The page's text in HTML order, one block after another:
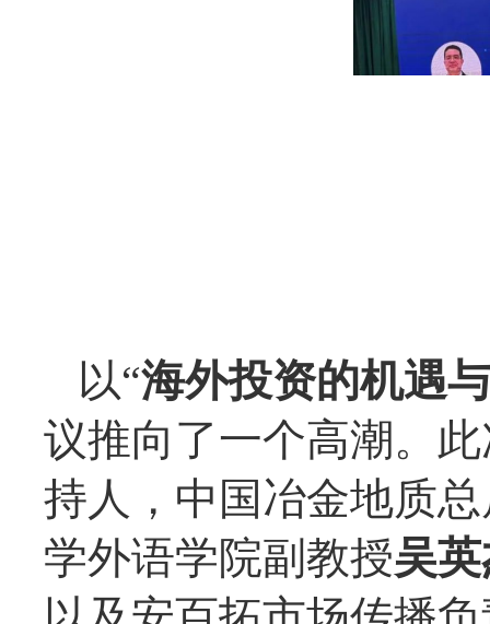
以“海外投资的机遇
议推向了一个高潮。
持人，中国冶金地质
学外语学院副教授吴